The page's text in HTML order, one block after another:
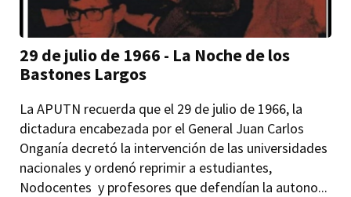
29 de julio de 1966 - La Noche de los
Bastones Largos
La APUTN recuerda que el 29 de julio de 1966, la
dictadura encabezada por el General Juan Carlos
Onganía decretó la intervención de las universidades
nacionales y ordenó reprimir a estudiantes,
Nodocentes y profesores que defendían la autono...